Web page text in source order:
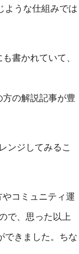
ような仕組みでは
書かれていて、
の解説記事が豊
ンジしてみるこ
コミュニティ運
で、思った以上
できました。ちな